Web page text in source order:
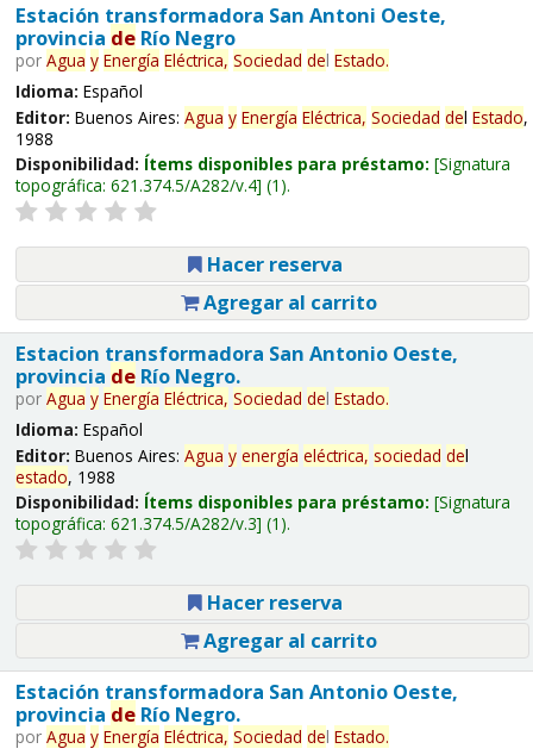
Estación transformadora San Antoni Oeste,
provincia deRío Negro
por Agua y Energía Eléctrica, Sociedad del Estado.
Idioma: Español
Editor: Buenos Aires: Agua y Energía Eléctrica, Sociedad del Estado,
1988
Disponibilidad: Ítems disponibles para préstamo: Signatura
topográfica: 621.374.5/A282/v.4 (1).
Hacer reserva
Agregar al carrito
Estacion transformadora San Antonio Oeste,
provincia deRío Negro.
por Agua y Energía Eléctrica, Sociedad del Estado.
Idioma: Español
Editor: Buenos Aires: Agua y energía eléctrica, sociedad del
estado, 1988
Disponibilidad: Ítems disponibles para préstamo: Signatura
topográfica: 621.374.5/A282/v.3 (1).
Hacer reserva
Agregar al carrito
Estación transformadora San Antonio Oeste,
provincia deRío Negro.
por Agua y Energía Eléctrica, Sociedad del Estado.